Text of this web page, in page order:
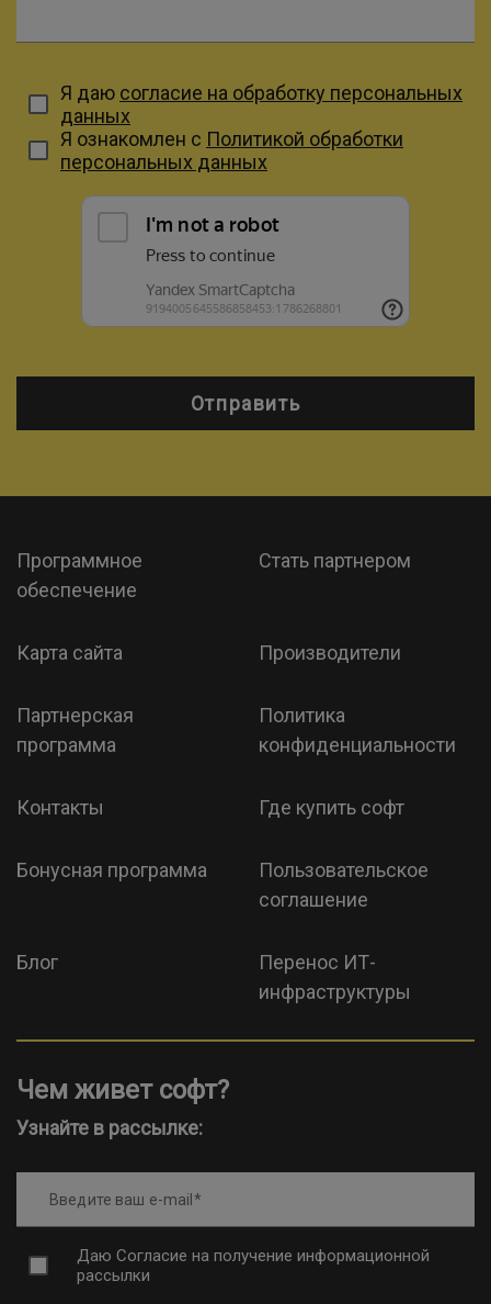
Я даю согласие на обработку персональных
данных
Я ознакомлен с Политикой обработки
персональных данных
Отправить
Программное
обеспечение
Стать партнером
Карта сайта Производители
Партнерская
программа
Политика
конфиденциальности
Контакты Где купить софт
Бонусная программа
Пользовательское
соглашение
Блог
Перенос ИТ-
инфраструктуры
Чем живет софт?
Узнайте в рассылке:
Введите ваш e-mail
Даю Согласие на получение информационной
рассылки